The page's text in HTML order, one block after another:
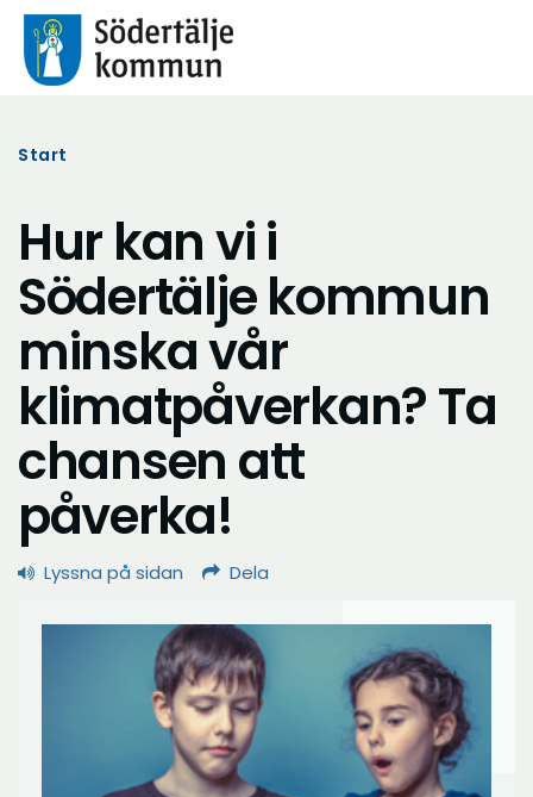
Start
Hur kan vi i
Södertälje kommun
minska vår
klimatpåverkan? Ta
chansen att
påverka!
Lyssna på sidan Dela